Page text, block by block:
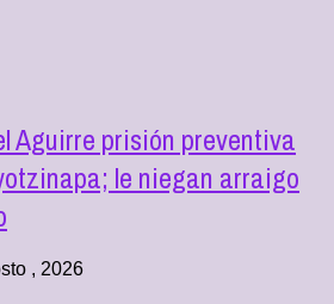
Aguirre prisión preventiva
le niegan arraigo
, 2026